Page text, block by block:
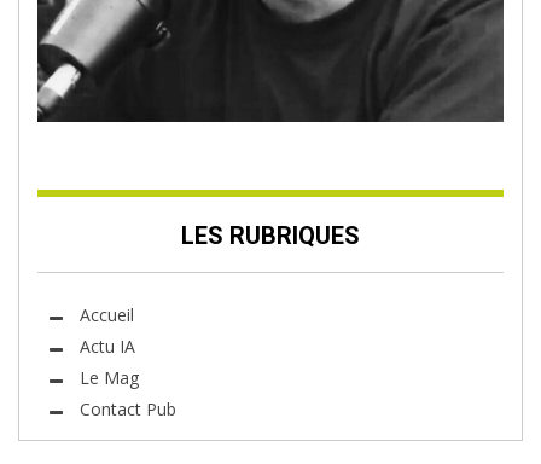
LES RUBRIQUES
Accueil
Actu IA
Le Mag
Contact Pub